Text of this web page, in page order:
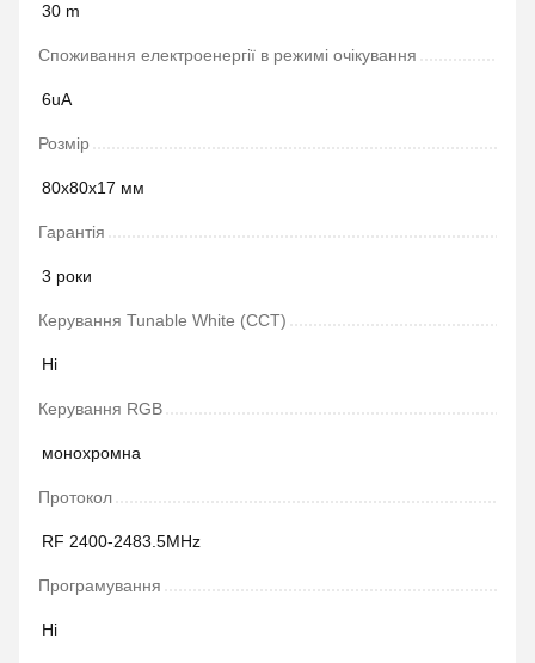
30 m
Споживання електроенергії в режимі очікування
6uA
Розмір
80х80х17 мм
Гарантія
3 роки
Керування Tunable White (CCT)
Ні
Керування RGB
монохромна
Протокол
RF 2400-2483.5MHz
Програмування
Ні